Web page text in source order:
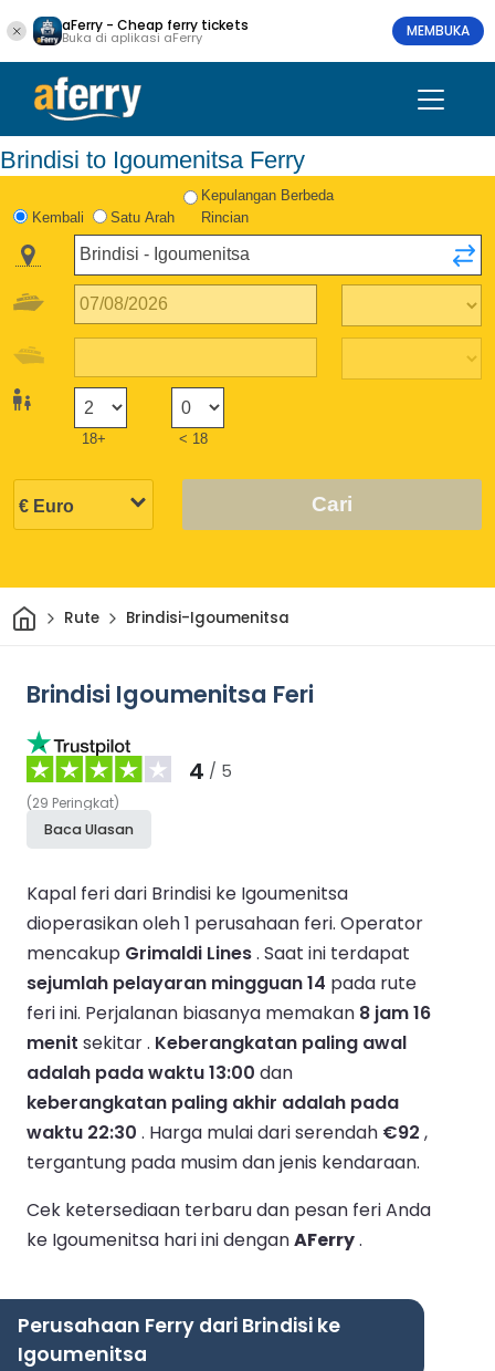
aFerry - Cheap ferry tickets
Buka di aplikasi aFerry MEMBUKA
Brindisi to Igoumenitsa Ferry
Kembali Satu Arah
Kepulangan Berbeda
Rincian
18+ < 18
Cari
Rumah
Rute Brindisi-Igoumenitsa
Brindisi Igoumenitsa Feri
4 / 5
(29 Peringkat)
Baca Ulasan
Kapal feri dari Brindisi ke Igoumenitsa
dioperasikan oleh 1 perusahaan feri. Operator
mencakup Grimaldi Lines. Saat ini terdapat
sejumlah pelayaran mingguan 14 pada rute
feri ini. Perjalanan biasanya memakan 8 jam 16
menit sekitar . Keberangkatan paling awal
adalah pada waktu 13:00 dan
keberangkatan paling akhir adalah pada
waktu 22:30 . Harga mulai dari serendah €92 ,
tergantung pada musim dan jenis kendaraan.
Cek ketersediaan terbaru dan pesan feri Anda
ke Igoumenitsa hari ini denganAFerry.
Perusahaan Ferry dari Brindisi ke
Igoumenitsa